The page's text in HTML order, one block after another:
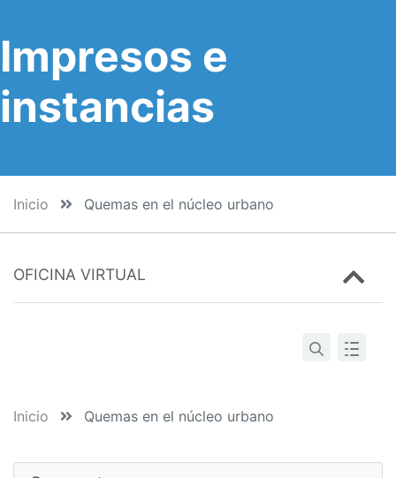
Impresos e
instancias
Inicio Quemas en el núcleo urbano
OFICINA VIRTUAL
Inicio Quemas en el núcleo urbano